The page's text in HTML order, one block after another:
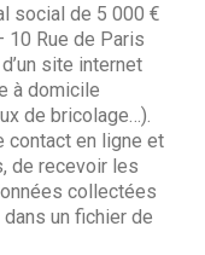
social de 5 000 €
10 Rue de Paris
site internet
à domicile
de bricolage…).
contact en ligne et
de recevoir les
collectées
un fichier de